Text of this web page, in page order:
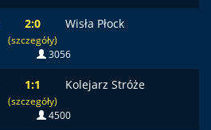
2:0
(szczegóły)
Wisła Płock
3056
1:1
(szczegóły)
Kolejarz Stróże
4500